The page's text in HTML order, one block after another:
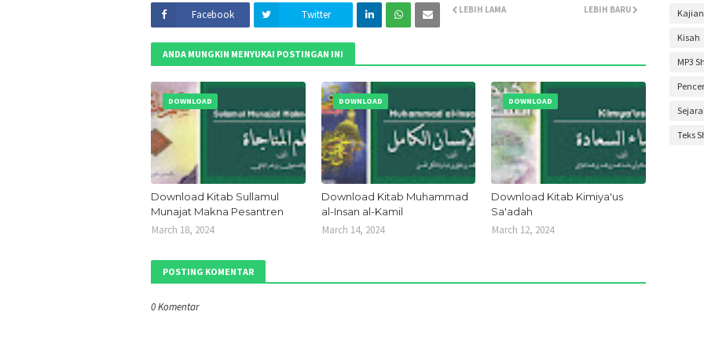
Facebook Twitter LEBIH BARU
LEBIH LAMA
ANDA MUNGKIN MENYUKAI POSTINGAN INI
DOWNLOAD
Download Kitab Sullamul
Munajat Makna Pesantren
March 18, 2024
DOWNLOAD
Download Kitab Muhammad
al-Insan al-Kamil
March 14, 2024
DOWNLOAD
Download Kitab Kimiya'us
Sa'adah
March 12, 2024
POSTING KOMENTAR
0 Komentar
Kajian
Kisah
MP3
Teks